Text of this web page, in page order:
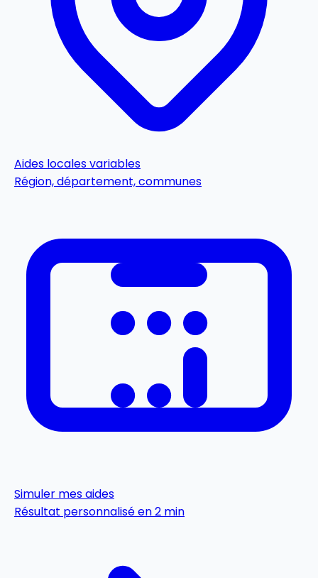
Aides localesvariables
Région, département, communes
Simuler mes aides
Résultat personnalisé en 2 min